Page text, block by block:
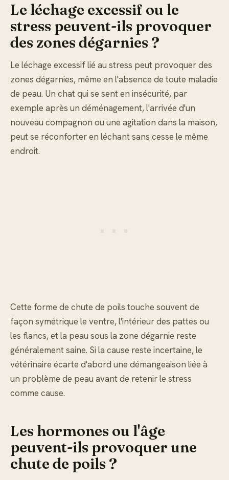
Le léchage excessif ou le
stress peuvent-ils provoquer
des zones dégarnies ?
Le léchage excessif lié au stress peut provoquer des
zones dégarnies, même en l'absence de toute maladie
de peau. Un chat qui se sent en insécurité, par
exemple après un déménagement, l'arrivée d'un
nouveau compagnon ou une agitation dans la maison,
peut se réconforter en léchant sans cesse le même
endroit.
Cette forme de chute de poils touche souvent de
façon symétrique le ventre, l'intérieur des pattes ou
les flancs, et la peau sous la zone dégarnie reste
généralement saine. Si la cause reste incertaine, le
vétérinaire écarte d'abord une démangeaison liée à
un problème de peau avant de retenir le stress
comme cause.
Les hormones ou l'âge
peuvent-ils provoquer une
chute de poils ?